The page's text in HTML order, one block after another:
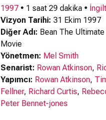
1997 • 1 saat 29 dakika •
Vizyon Tarihi: 31 Ekim 1997
Diğer Adı: Bean The
Movie
Yönetmen: Mel Smith
Senarist: Rowan Atkinson,
Yapımcı: Rowan Atkinson,
Fellner, Richard Curtis,
Peter Bennet-jones